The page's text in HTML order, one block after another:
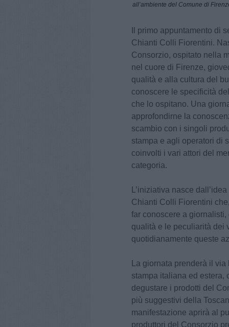
all’ambiente del Comune di
Il primo appuntamento di
Chianti Colli Fiorentini.
Consorzio, ospitato nella
nel cuore di Firenze,
qualità e alla cultura del
conoscere le specificità
che lo ospitano. Una
approfondirne la
scambio con i singoli
stampa e agli operatori di
coinvolti i vari attori del
categoria.
L’iniziativa nasce
Chianti Colli Fiorentini
far conoscere a
qualità e le peculiarità dei
quotidianamente queste
La giornata prenderà il
stampa italiana ed estera,
degustare i prodotti del
più suggestivi della
manifestazione aprirà al
produttori del Consorzio